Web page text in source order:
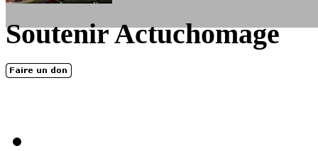
dessous, en le remplissant et en...
LES FONDATEURS
En 2004, une dizaine de personnes contribuèrent au lancement de
Soutenir Actuchomage